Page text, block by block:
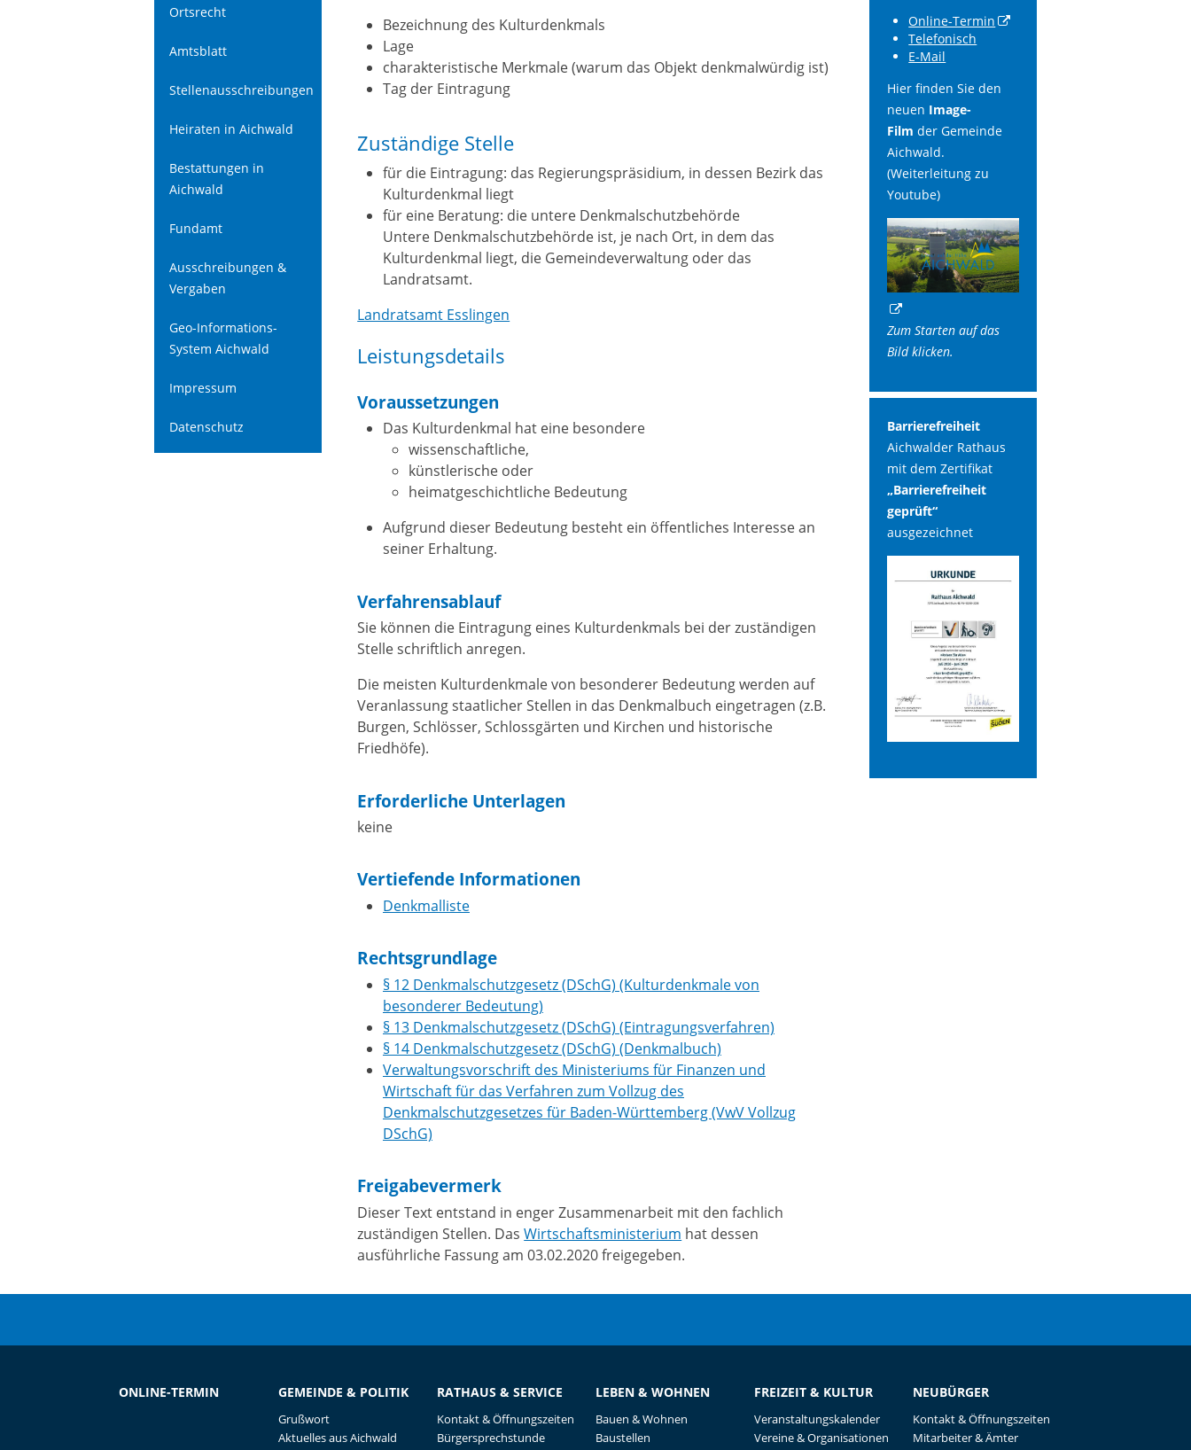
Ortsrecht
Amtsblatt
Stellenausschreibungen
Heiraten in Aichwald
Bestattungen in
Aichwald
Fundamt
Ausschreibungen &
Vergaben
Geo-Informations-
System Aichwald
Impressum
Datenschutz
Bezeichnung des Kulturdenkmals
Lage
charakteristische Merkmale (warum das Objekt denkmalwürdig ist)
Tag der Eintragung
Zuständige Stelle
für die Eintragung: das Regierungspräsidium, in dessen Bezirk das
Kulturdenkmal liegt
für eine Beratung: die untere Denkmalschutzbehörde
Untere Denkmalschutzbehörde ist, je nach Ort, in dem das
Kulturdenkmal liegt, die Gemeindeverwaltung oder das
Landratsamt.
Landratsamt Esslingen
Leistungsdetails
Voraussetzungen
Das Kulturdenkmal hat eine besondere
wissenschaftliche,
künstlerische oder
heimatgeschichtliche Bedeutung
Aufgrund dieser Bedeutung besteht ein öffentliches Interesse an
seiner Erhaltung.
Verfahrensablauf
Sie können die Eintragung eines Kulturdenkmals bei der zuständigen
Stelle schriftlich anregen.
Die meisten Kulturdenkmale von besonderer Bedeutung werden auf
Veranlassung staatlicher Stellen in das Denkmalbuch eingetragen (z.B.
Burgen, Schlösser, Schlossgärten und Kirchen und historische
Friedhöfe).
Erforderliche Unterlagen
keine
Vertiefende Informationen
Denkmalliste
Rechtsgrundlage
§ 12 Denkmalschutzgesetz (DSchG) (Kulturdenkmale von
besonderer Bedeutung)
§ 13 Denkmalschutzgesetz (DSchG) (Eintragungsverfahren)
§ 14 Denkmalschutzgesetz (DSchG) (Denkmalbuch)
Verwaltungsvorschrift des Ministeriums für Finanzen und
Wirtschaft für das Verfahren zum Vollzug des
Denkmalschutzgesetzes für Baden-Württemberg (VwV Vollzug
DSchG)
Freigabevermerk
Dieser Text entstand in enger Zusammenarbeit mit den fachlich
zuständigen Stellen. DasWirtschaftsministerium hat dessen
ausführliche Fassung am 03.02.2020 freigegeben.
Online-Termin
Telefonisch
E-Mail
Hier finden Sie den
neuen Image-
Film der Gemeinde
Aichwald.
(Weiterleitung zu
Youtube)
Zum Starten auf das
Bild klicken.
Barrierefreiheit
Aichwalder Rathaus
mit dem Zertifikat
„Barrierefreiheit
geprüft“
ausgezeichnet
ONLINE-TERMIN GEMEINDE & POLITIK
Grußwort
Aktuelles aus Aichwald
RATHAUS & SERVICE
Kontakt & Öffnungszeiten
Bürgersprechstunde
LEBEN & WOHNEN
Bauen & Wohnen
Baustellen
FREIZEIT & KULTUR
Veranstaltungskalender
Vereine & Organisationen
NEUBÜRGER
Kontakt & Öffnungszeiten
Mitarbeiter & Ämter